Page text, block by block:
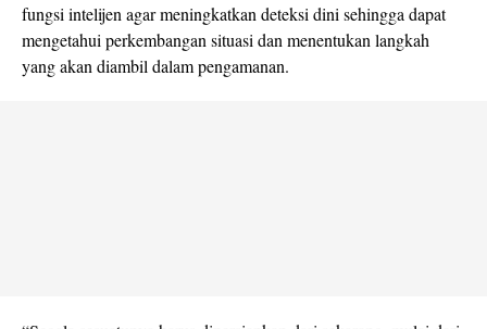
fungsi intelijen agar meningkatkan deteksi dini sehingga dapat
mengetahui perkembangan situasi dan menentukan langkah
yang akan diambil dalam pengamanan.